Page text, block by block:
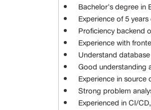
Bachelor's degree in
Experience of 5
Proficiency backend
Experience with
Understand
Good understanding
Experience in
Strong problem
Experienced in CI/